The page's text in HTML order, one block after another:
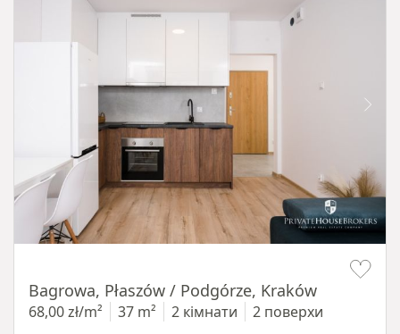
Bagrowa, Płaszów / Podgórze, Kraków
68,00 zł/m² 37 m² 2 кімнати 2 поверхи